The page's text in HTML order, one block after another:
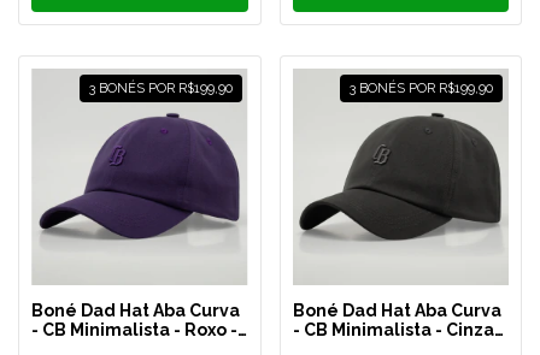
3 BONÉS POR R$199,90
Boné Dad Hat Aba Curva
- CB Minimalista - Roxo -
3 BONÉS POR R$199,90
Boné Dad Hat Aba Curva
- CB Minimalista - Cinza